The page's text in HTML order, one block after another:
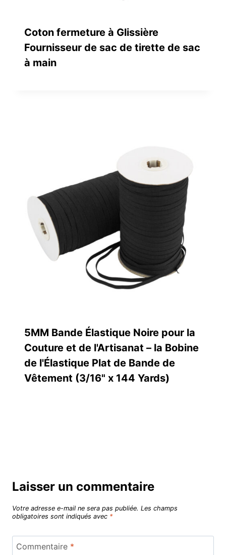
Coton fermeture à Glissière
Fournisseur de sac de tirette de sac
à main
5MM Bande Élastique Noire pour la
Couture et de l'Artisanat – la Bobine
de l'Élastique Plat de Bande de
Vêtement (3/16" x 144 Yards)
Laisser un commentaire
Votre adresse e-mail ne sera pas publiée. Les champs
obligatoires sont indiqués avec *
Commentaire *